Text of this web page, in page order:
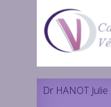
Dr HANOT Julie